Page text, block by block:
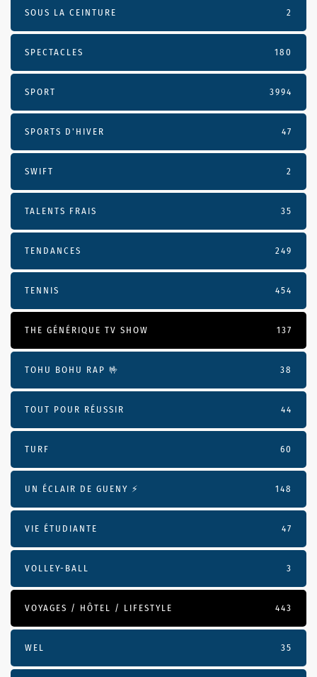
SOUS LA CEINTURE 2
SPECTACLES 180
SPORT 3994
SPORTS D'HIVER 47
SWIFT 2
TALENTS FRAIS 35
TENDANCES 249
TENNIS 454
THE GÉNÉRIQUE TV SHOW 137
TOHU BOHU RAP 🤟 38
TOUT POUR RÉUSSIR 44
TURF 60
UN ÉCLAIR DE GUENY ⚡️ 148
VIE ÉTUDIANTE 47
VOLLEY-BALL 3
VOYAGES / HÔTEL / LIFESTYLE 443
WEL 35